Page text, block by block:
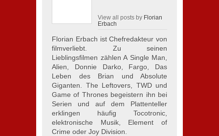
View all posts by Florian
Erbach
Florian Erbach ist Chefredakteur von
filmverliebt. Zu seinen
Lieblingsfilmen zählen A Single Man,
Alien, Donnie Darko, Fargo, Das
Leben des Brian und Absolute
Giganten. The Leftovers, TWD und
Game of Thrones begeistern ihn bei
Serien und auf dem Plattenteller
erklingen häufig Tocotronic,
elektronische Musik, Element of
Crime oder Joy Division.